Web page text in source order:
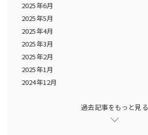
2025年6月
2025年5月
2025年4月
2025年3月
2025年2月
2025年1月
2024年12月
過去記事をもっと見る